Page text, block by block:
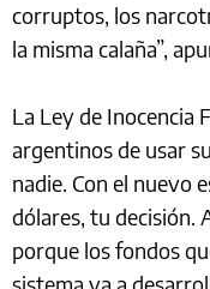
corruptos, los
la misma calaña”,
La Ley de Inocencia
argentinos de usar
nadie. Con el nuevo
dólares, tu decisión.
porque los fondos